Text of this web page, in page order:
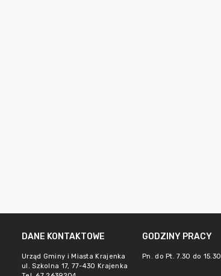
DANE KONTAKTOWE
Urząd Gminy i Miasta Krajenka
ul. Szkolna 17, 77-430 Krajenka
GODZINY PRACY
Pn. do Pt. 7.30 do 15.30